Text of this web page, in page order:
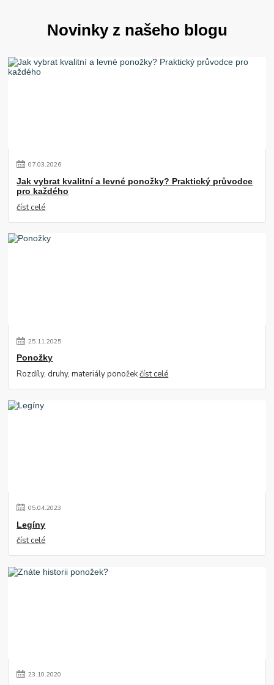
Novinky z našeho blogu
07.03.2026
Jak vybrat kvalitní a levné ponožky? Praktický průvodce
pro každého
číst celé
25.11.2025
Ponožky
Rozdíly, druhy, materiály ponožekčíst celé
05.04.2023
Legíny
číst celé
23.10.2020